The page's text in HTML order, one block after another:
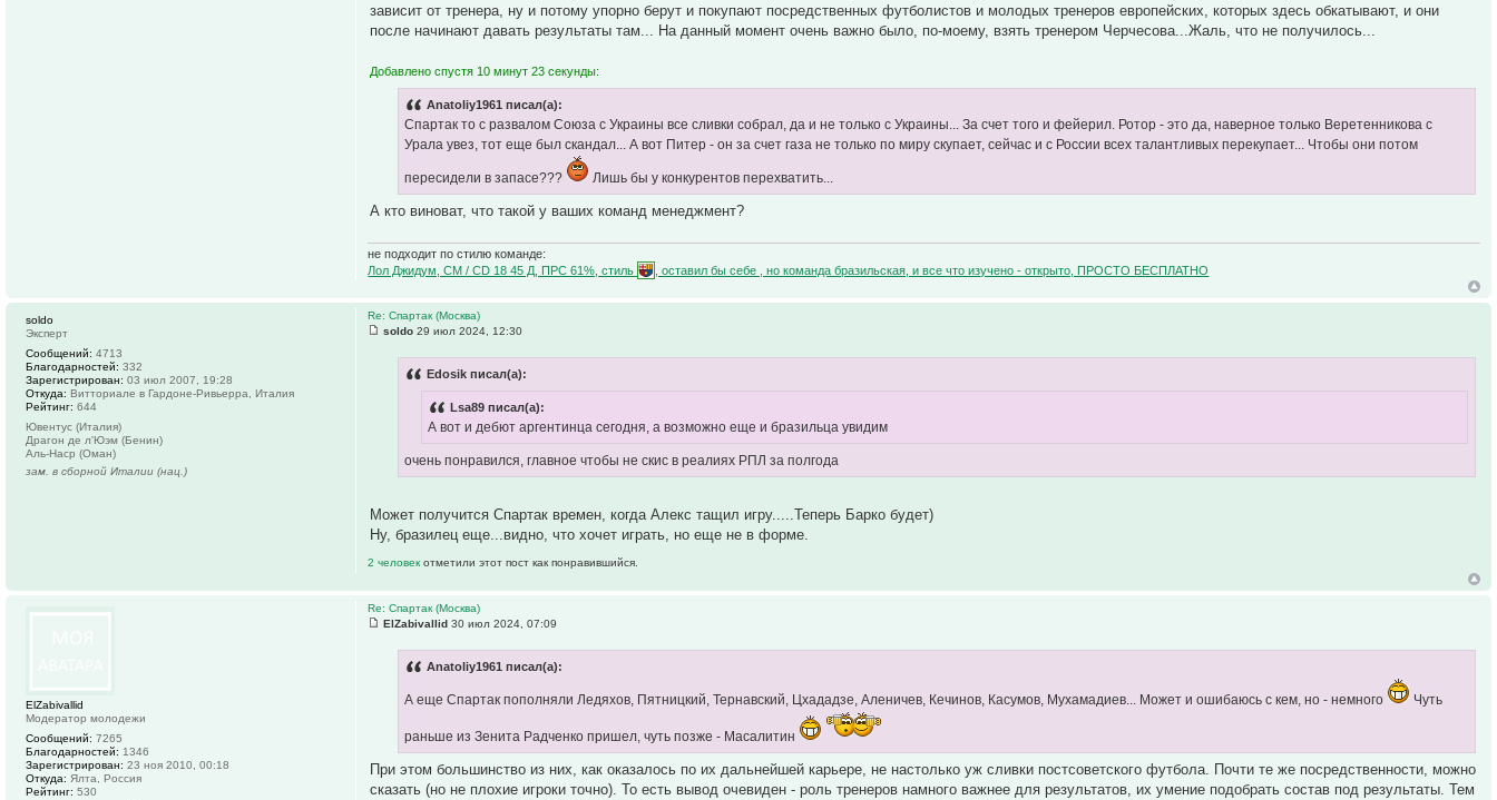
зависит от тренера, ну и потому упорно берут и покупают посредственных футболистов и молодых тренеров европейских, которых здесь обкатывают, и они
после начинают давать результаты там... На данный момент очень важно было, по-моему, взять тренером Черчесова...Жаль, что не получилось...
Добавлено спустя 10 минут 23 секунды:
Anatoliy1961 писал(а):
Спартак то с развалом Союза с Украины все сливки собрал, да и не только с Украины... За счет того и фейерил. Ротор - это да, наверное только Веретенникова с
Урала увез, тот еще был скандал... А вот Питер - он за счет газа не только по миру скупает, сейчас и с России всех талантливых перекупает... Чтобы они потом
пересидели в запасе??? Лишь бы у конкурентов перехватить...
А кто виноват, что такой у ваших команд менеджмент?
не подходит по стилю команде:
Лол Джидум, CM / CD 18 45 Д, ПРС 61%, стиль
, оставил бы себе , но команда бразильская, и все что изучено - открыто, ПРОСТО БЕСПЛАТНО
Re: Спартак (Москва)
soldo 29 июл 2024, 12:30
Edosik писал(а):
Lsa89 писал(а):
А вот и дебют аргентинца сегодня, а возможно еще и бразильца увидим
очень понравился, главное чтобы не скис в реалиях РПЛ за полгода
Может получится Спартак времен, когда Алекс тащил игру.....Теперь Барко будет)
Ну, бразилец еще...видно, что хочет играть, но еще не в форме.
2 человекотметили этот пост как понравившийся.
soldo
Эксперт
Сообщений: 4713
Благодарностей: 332
Зарегистрирован: 03 июл 2007, 19:28
Откуда: Витториале в Гардоне-Ривьерра, Италия
Рейтинг: 644
Ювентус (Италия)
Драгон де л'Юэм (Бенин)
Аль-Наср (Оман)
зам. в сборной Италии (нац.)
Re: Спартак (Москва)
ElZabivallid 30 июл 2024, 07:09
Anatoliy1961 писал(а):
А еще Спартак пополняли Ледяхов, Пятницкий, Тернавский, Цхададзе, Аленичев, Кечинов, Касумов, Мухамадиев... Может и ошибаюсь с кем, но - немного Чуть
раньше из Зенита Радченко пришел, чуть позже - Масалитин
При этом большинство из них, как оказалось по их дальнейшей карьере, не настолько уж сливки постсоветского футбола. Почти те же посредственности, можно
сказать (но не плохие игроки точно). То есть вывод очевиден - роль тренеров намного важнее для результатов, их умение подобрать состав под результаты. Тем
ElZabivallid
Модератор молодежи
Сообщений: 7265
Благодарностей: 1346
Зарегистрирован: 23 ноя 2010, 00:18
Откуда: Ялта, Россия
Рейтинг: 530